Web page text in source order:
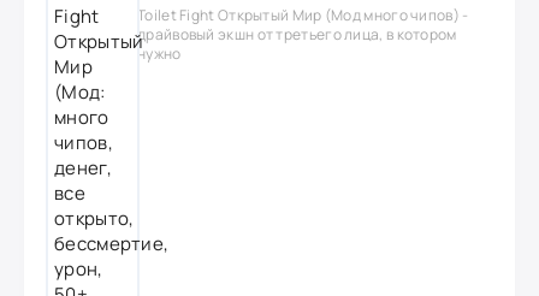
Toilet Fight Открытый Мир (Мод много чипов) -
драйвовый экшн от третьего лица, в котором
нужно